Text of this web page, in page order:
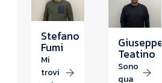
Stefano
Fumi
Mi
trovi
Giuseppe
Teatino
Sono
qua